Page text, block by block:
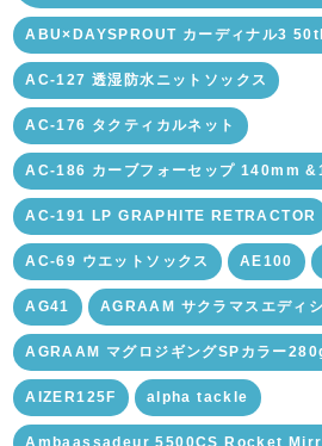
ABU×DAYSPROUT カーディナル3
AC-127 透湿防水ニットソックス
AC-176 タクティカルネット
AC-186 カーブフォーセップ 140mm
AC-191 LP GRAPHITE RETRACTOR
AC-69 ウエットソックス AE100
AG41 AGRAAM サクラマスエディ
AGRAAM マグロジギングSPカラー
AIZER125F alpha tackle
Ambaassadeur 5500CS Rocket